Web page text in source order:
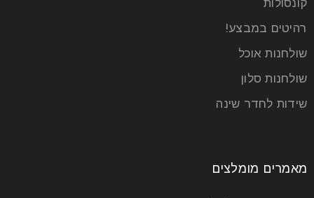
22 יונ
חדר האמבטיה הוא הרבה יותר מאשר חלל פונקציונלי
בלבד – הוא מהווה מקום מפלט אישי שבו אנו מתחילים
קונסולות
רהיטים במבצע!
שולחנות אוכל
שולחנות סלון
שידות לחדר שינה
מאמרים מומלצים